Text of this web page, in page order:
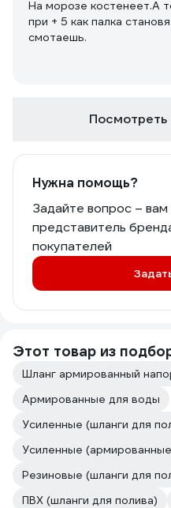
На морозе костенеет.А
при + 5 как палка
смотаешь.
Посмотреть
Нужна помощь?
Задайте вопрос –
представитель
покупателей
Этот товар из
Шланг армированный
Армированные для воды
Усиленные (шланги для
Усиленные
Резиновые (шланги для
ПВХ (шланги для полива)